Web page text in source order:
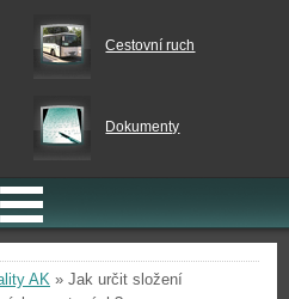
Cestovní ruch
Dokumenty
AK » Jak určit složení